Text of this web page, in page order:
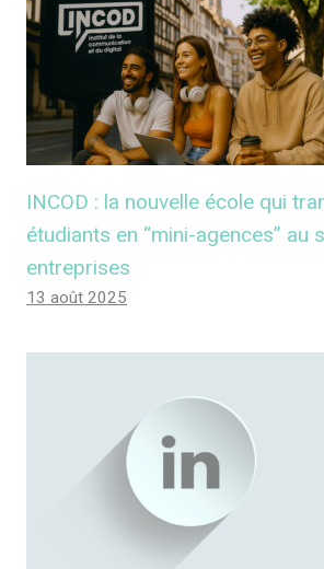
INCOD : la nouvelle école qui
étudiants en “mini-agences” au
entreprises
13 août 2025